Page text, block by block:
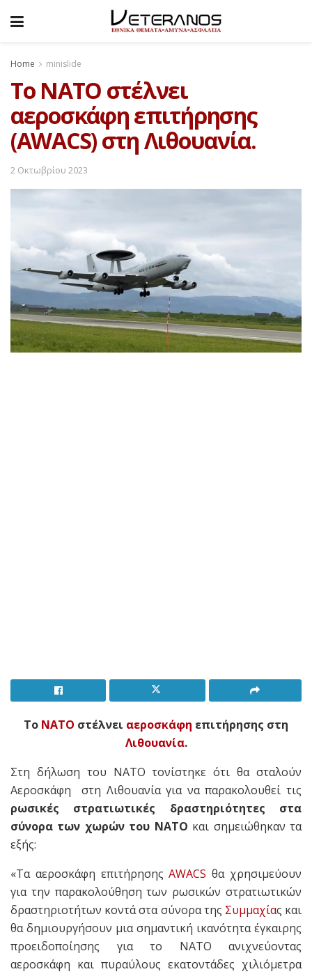
Home minislide
Το ΝΑΤΟ στέλνει
αεροσκάφη επιτήρησης
(AWACS) στη Λιθουανία.
2 Οκτωβρίου 2023
Το ΝΑΤΟ στέλνει αεροσκάφη επιτήρησης στη
Λιθουανία.
Στη δήλωση του ΝΑΤΟ τονίστηκε ότι θα σταλούν
Αεροσκάφη στη Λιθουανία για να παρακολουθεί τις
ρωσικές στρατιωτικές δραστηριότητες στα
σύνορα των χωρών του ΝΑΤΟ και σημειώθηκαν τα
εξής:
«Τα αεροσκάφη επιτήρησηςAWACS θα χρησιμεύουν
για την παρακολούθηση των ρωσικών στρατιωτικών
δραστηριοτήτων κοντά στα σύνορα της Συμμαχίας και
θα δημιουργήσουν μια σημαντική ικανότητα έγκαιρης
προειδοποίησης για το ΝΑΤΟ ανιχνεύοντας
αεροσκάφη και πυραύλους εκατοντάδες χιλιόμετρα